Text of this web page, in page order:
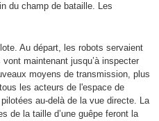
du champ de bataille. Les
Au départ, les robots servaient
maintenant jusqu’à inspecter
moyens de transmission, plus
les acteurs de l'espace de
au-delà de la vue directe. La
de la taille d’une guêpe feront la